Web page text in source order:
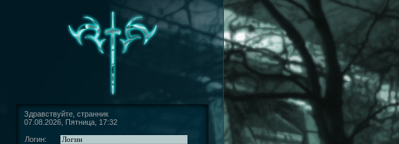
Здравствуйте, странник
07.08.2026, Пятница, 17:32
Логин: